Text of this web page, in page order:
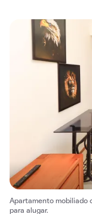
Apartamento mobiliado
para alugar.